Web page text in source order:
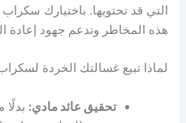
التي قد تحتويها. باختيارك
هذه المخاطر وتدعم جهود إعادة
لماذا تبيع غسالتك الخردة
تحقيق عائد مادي: